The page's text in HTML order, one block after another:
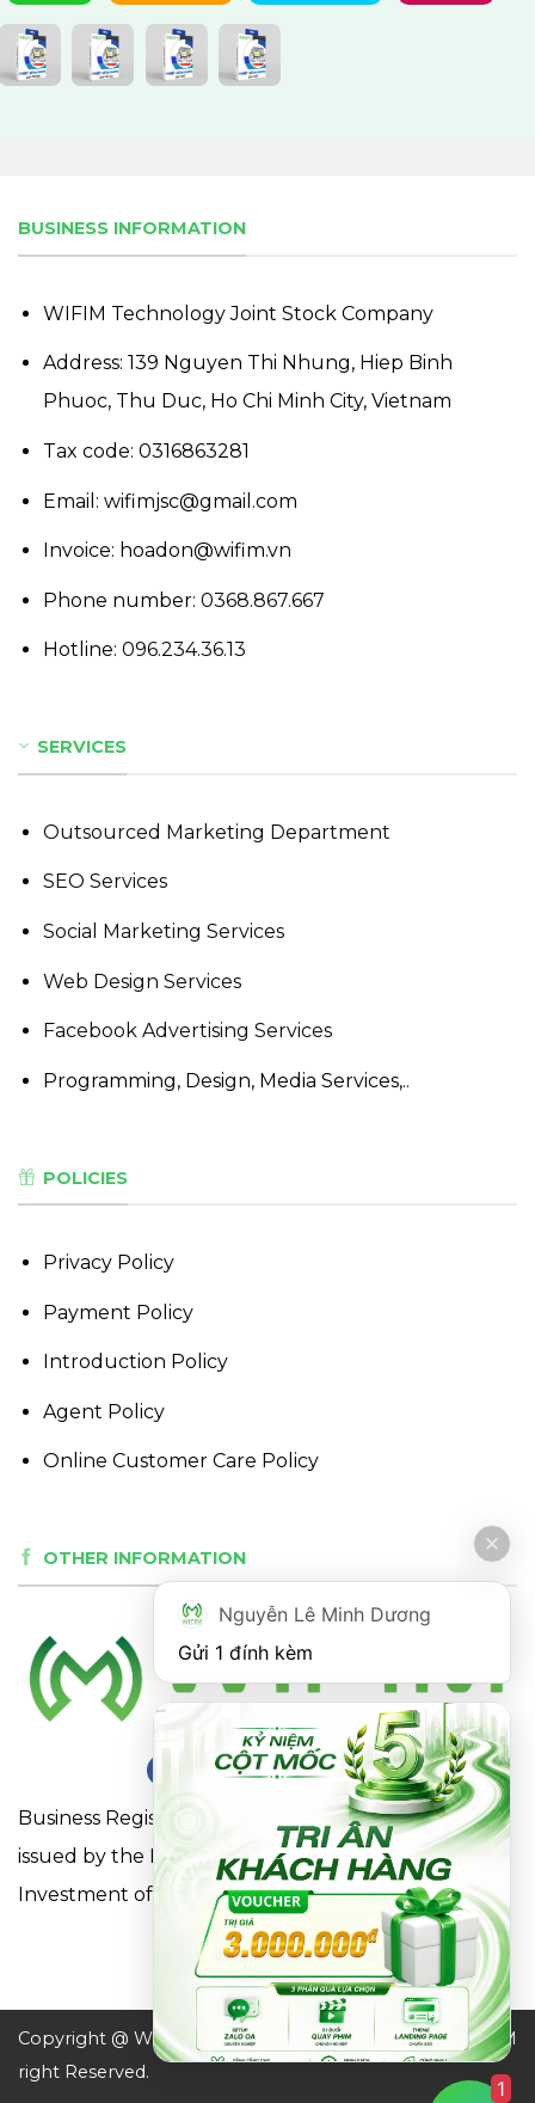
BUSINESS INFORMATION
WIFIM Technology Joint Stock Company
Address: 139 Nguyen Thi Nhung, Hiep Binh
Phuoc, Thu Duc, Ho Chi Minh City, Vietnam
Tax code: 0316863281
Email: wifimjsc@gmail.com
Invoice: hoadon@wifim.vn
Phone number: 0368.867.667
Hotline: 096.234.36.13
SERVICES
Outsourced Marketing Department
SEO Services
Social Marketing Services
Web Design Services
Facebook Advertising Services
Programming, Design, Media Services,..
POLICIES
Privacy Policy
Payment Policy
Introduction Policy
Agent Policy
Online Customer Care Policy
OTHER INFORMATION
Business Registration Certificate No. 0316863281
issued by the Department of Planning and
Investment of Ho Chi Minh City on May 18, 2021
Copyright @ WIFIM JSC. All
right Reserved.
Design by WIFIM
Nguyễn Lê Minh Dương
Gửi 1 đính kèm
1